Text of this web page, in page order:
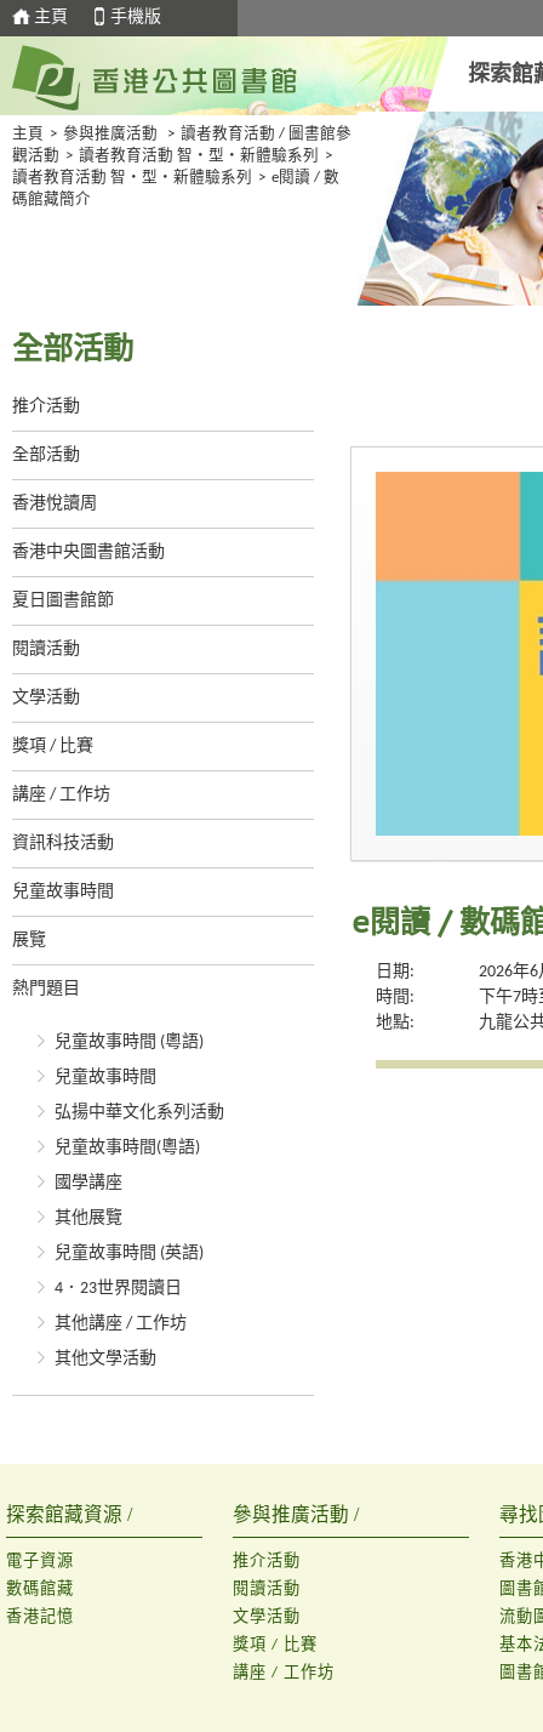
主頁 手機版
探索館
主頁 > 參與推廣活動 > 讀者教育活動 / 圖書館參
觀活動 > 讀者教育活動 智・型・新體驗系列
>
讀者教育活動 智・型・新體驗系列
> e閱讀 / 數
碼館藏簡介
全部活動
推介活動
全部活動
香港悅讀周
香港中央圖書館活動
夏日圖書館節
閱讀活動
文學活動
獎項 / 比賽
講座 / 工作坊
資訊科技活動
兒童故事時間
展覽
熱門題目
兒童故事時間 (粵語)
兒童故事時間
弘揚中華文化系列活動
兒童故事時間(粵語)
國學講座
其他展覽
兒童故事時間 (英語)
4．23世界閱讀日
其他講座 / 工作坊
其他文學活動
e閱讀 / 數碼
日期:
2026年
時間:
下午7
地點:
九龍公
探索館藏資源 /
電子資源
數碼館藏
香港記憶
參與推廣活動 /
推介活動
閱讀活動
文學活動
獎項 / 比賽
講座 / 工作坊
尋找
香港
圖書
流動
基本
圖書